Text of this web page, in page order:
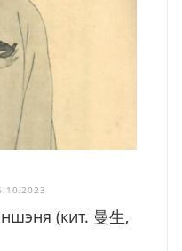
(кит. 曼生,